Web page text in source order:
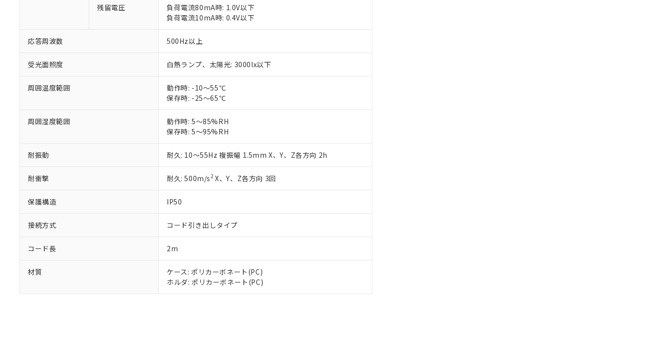
残留電圧
負荷電流80mA時: 1.0V以下
負荷電流10mA時: 0.4V以下
応答周波数 500Hz以上
受光面照度 白熱ランプ、太陽光: 3000lx以下
周囲温度範囲
動作時: -10～55℃
保存時: -25～65℃
周囲湿度範囲
動作時: 5～85%RH
保存時: 5～95%RH
耐振動 耐久: 10～55Hz 複振幅 1.5mm X、Y、Z各方向 2h
耐衝撃 耐久: 500m/s2X、Y、Z各方向 3回
保護構造 IP50
接続方式 コード引き出しタイプ
コード長 2m
材質
ケース: ポリカーボネート(PC)
ホルダ: ポリカーボネート(PC)
当社販売員にご相談ください。
オムロン制御機器販売店や当社販売拠点は「
在庫状況および標準価格結果を当社の事前の承諾なく第三者に漏洩または開示しないようお願いしま
す。
ている必要があります。
お客様が当ウェブサイト上で当社にご登録された部品リストについて、当社および当社の共同利用者
さい。
※当社の共同利用者とは、
いる法人を指します。
※2 対応予定月
部品在庫の切り替え状況などにより、予定月が前後することがあります。
下記の非含有証明書をダウンロードすることができます。
EU RoHS指令（10物質）の非含有証明書
51物質の非含有証明書（当社基準）
※本証明書は発行日時点で非含有を証明するもので、過去に遡って非含有を証明するものではありません。
また、RoHS指令のフタル酸エステル類４物質の対応では、対応完了までの期間は出荷製品に未対応品が
混在することから備考欄に対応日を記載しておりました。
り割愛しております。
※2 環境保護使用期限
「ｅ」：有害物質（10物質）のすべてが基準値以下であることを示します。
「10」：通常の使用状況下において有害物質が外部に漏えいし、環境に深刻な影響を及ぼさない年数を意
味します。
当社は、貴社製品を第三者に販売する場合は、上記1、2および3の内容を当該第三者に通知します。
また当社は、販売先および販売に係わる関係者が違法に輸出するおそれがある場合は、取り引きをい
たしません。
△ 一定数には満たないが在庫あり
－
在庫なし(最新の在庫状況については、お客様のお取引先、またはお客様担当のオムロン制御
機器販売店・当社販売員にご確認ください)
空
白
受注生産機種、また在庫状況の情報を公開していない機種